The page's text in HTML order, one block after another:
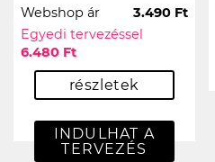
Webshop ár
3.490 Ft
Egyedi tervezéssel
6.480 Ft
részletek
INDULHAT A
TERVEZÉS